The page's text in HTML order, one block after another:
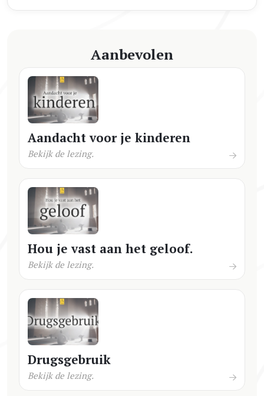
Aanbevolen
Aandacht voor je kinderen
Bekijk de lezing.
Hou je vast aan het geloof.
Bekijk de lezing.
Drugsgebruik
Bekijk de lezing.